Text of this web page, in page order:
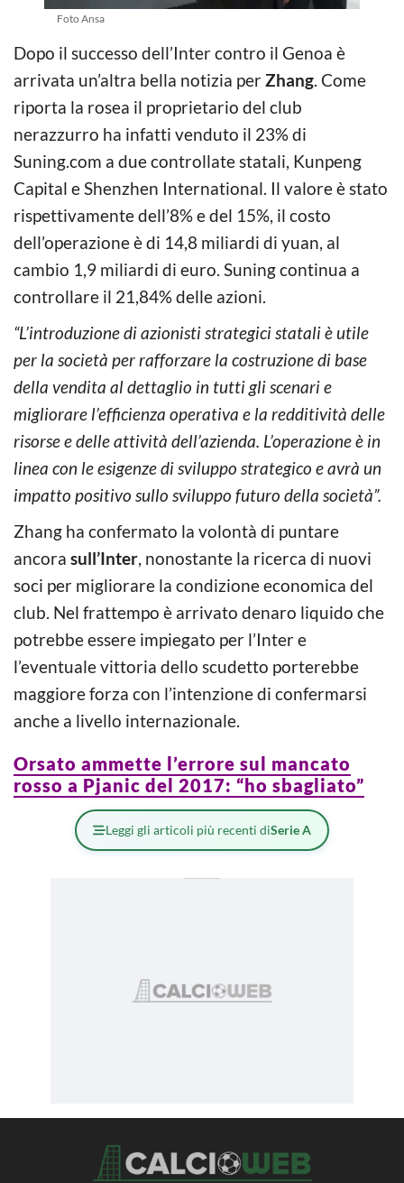
Foto Ansa
Dopo il successo dell’Inter contro il Genoa è
arrivata un’altra bella notizia perZhang. Come
riporta la rosea il proprietario del club
nerazzurro ha infatti venduto il 23% di
Suning.com a due controllate statali, Kunpeng
Capital e Shenzhen International. Il valore è stato
rispettivamente dell’8% e del 15%, il costo
dell’operazione è di 14,8 miliardi di yuan, al
cambio 1,9 miliardi di euro. Suning continua a
controllare il 21,84% delle azioni.
“L’introduzione di azionisti strategici statali è utile
per la società per rafforzare la costruzione di base
della vendita al dettaglio in tutti gli scenari e
migliorare l’efficienza operativa e la redditività delle
risorse e delle attività dell’azienda. L’operazione è in
linea con le esigenze di sviluppo strategico e avrà un
impatto positivo sullo sviluppo futuro della società”.
Zhang ha confermato la volontà di puntare
ancora sull’Inter, nonostante la ricerca di nuovi
soci per migliorare la condizione economica del
club. Nel frattempo è arrivato denaro liquido che
potrebbe essere impiegato per l’Inter e
l’eventuale vittoria dello scudetto porterebbe
maggiore forza con l’intenzione di confermarsi
anche a livello internazionale.
Orsato ammette l’errore sul mancato
rosso a Pjanic del 2017: “ho sbagliato”
Leggi gli articoli più recenti diSerie A